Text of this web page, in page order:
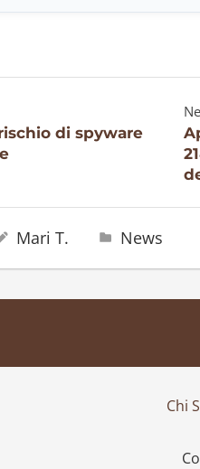
di spyware
Mari T. News
Chi